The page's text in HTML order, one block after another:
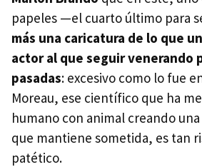
papeles —el cuarto último para
más una caricatura de lo que
actor al que seguir venerando
pasadas: excesivo como lo fue
Moreau, ese científico que ha
humano con animal creando una
que mantiene sometida, es tan
patético.